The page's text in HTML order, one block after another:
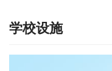
学校设施